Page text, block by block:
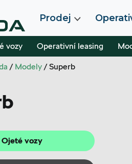
Prodej
vozy Operativní leasing
/ Modely / Superb
Ojeté vozy